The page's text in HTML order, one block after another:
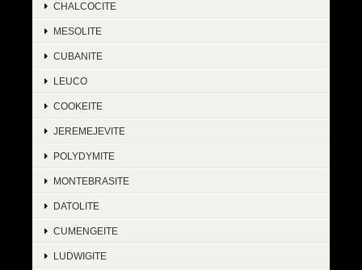
CHALCOCITE
MESOLITE
CUBANITE
LEUCO
COOKEITE
JEREMEJEVITE
POLYDYMITE
MONTEBRASITE
DATOLITE
CUMENGEITE
LUDWIGITE